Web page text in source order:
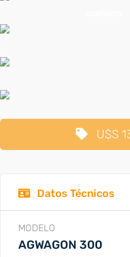
U$S
Datos Técnicos
MODELO
AGWAGON 300